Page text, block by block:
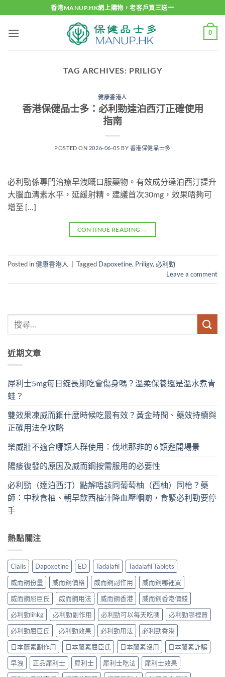
to
content
香港MANUP.HK網上購物，老客戶買三送一
0
TAG ARCHIVES: PRILIGY
健康香港人
香港保健品士多：必利勁達泊西汀正確使用
指南
POSTED ON 2026-06-05 BY 香港保健品士多
必利勁係專門治療早洩嘅口服藥物。有效成分達泊西汀提升
大腦血清素水平，延緩射精。建議首次30mg，效果唔夠可
增至 […]
CONTINUE READING →
Posted in健康香港人 Tagged Dapoxetine, Priligy, 必利勁
Leave a comment
近期文章
犀利士5mg每日錠長期吃會傷身嗎？溫柔保養還是溫水煮青
蛙？
雙效果凍威而鋼什麼時候吃最有效？黃金時間、藥效持續與
正確用法全攻略
樂威壯不適合哪類人群使用：伐地那非的 6 類避開場景
陽痿復發的原因及威而鋼按需服用的必要性
必利勁（達泊西汀）點解唔該同葡萄柚（西柚）同枱？藥
師：中秋食柚、朝早飲西柚汁降血壓嗰啲，食緊必利勁要停
手
熱點關注
Cialis Dapoxetine ED Tadalafil
Tadalafil Tablets
威而鋼份量
威而鋼價格 威而鋼副作用
威而鋼哪裡買
威而鋼屈臣氏
威而鋼用法 威而鋼香港
威而鋼香港價錢
必利勁lihkg
必利勁副作用 必利勁可以每天吃嗎
必利勁哪裡買
必利勁屈臣氏
必利勁效果 必利勁用法
必利勁香港
日本藤素副作用
日本藤素屈臣氏 日本藤素沒用
日本藤素詐騙
早洩
正品犀利士 犀利士 犀利士吃法
犀利士效果